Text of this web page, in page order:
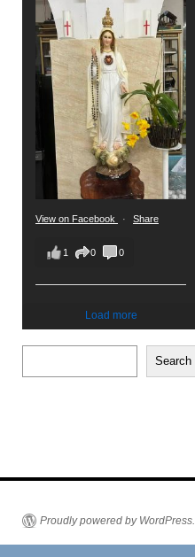
View on Facebook · Share
1 0 0
Load more
Search
Proudly powered by WordPress.